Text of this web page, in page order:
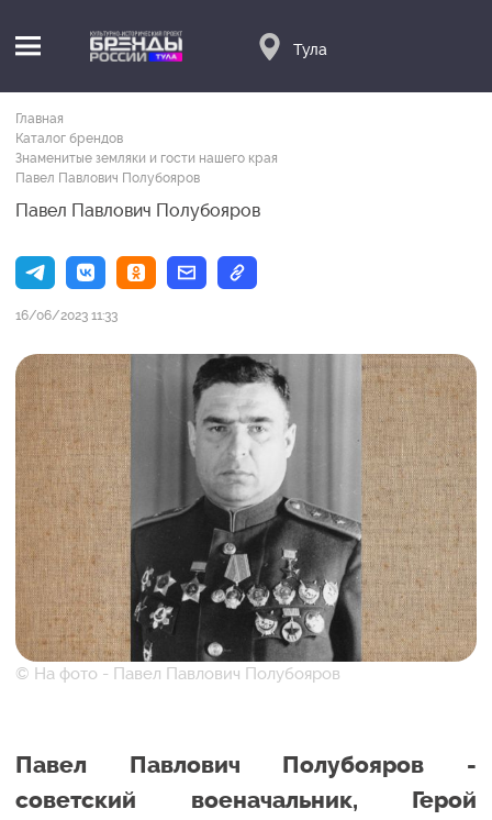
Тула
Главная
Каталог брендов
Знаменитые земляки и гости нашего края
Павел Павлович Полубояров
Павел Павлович Полубояров
16/06/2023 11:33
© На фото - Павел Павлович Полубояров
Павел Павлович Полубояров -
советский военачальник, Герой